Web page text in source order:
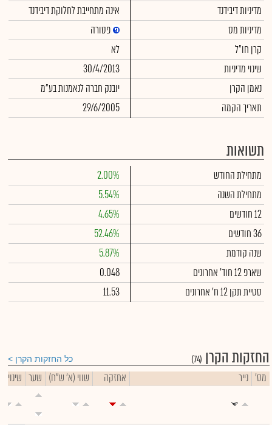
מדיניות דיבידנד
אינה מתחייבת לחלוקת דיבידנד
מדיניות מס
פטורה
קרן חו"ל
לא
שינוי מדיניות
30/4/2013
נאמן הקרן
יובנק חברה לנאמנות בע"מ
תאריך הקמה
29/6/2005
תשואות
מתחילת החודש
2.00%
מתחילת השנה
5.54%
12 חודשים
4.65%
36 חודשים
52.46%
שנה קודמת
5.87%
שארפ 12 חוד' אחרונים
0.048
סטיית תקן 12 ח' אחרונים
11.53
החזקות הקרן (74) כל החזקות הקרן
מס' נייר אחזקה שווי (א' ש"ח) שער שינוי